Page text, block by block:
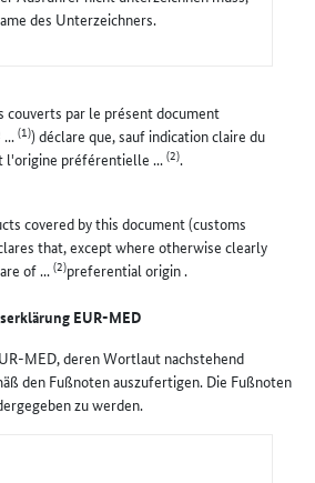
des Unterzeichners.
couverts par le présent document
(1)) déclare que, sauf indication claire du
l'origine préférentielle ...(2).
covered by this document (customs
that, except where otherwise clearly
of ...(2)preferential origin .
EUR-MED
MED, deren Wortlaut nachstehend
den Fußnoten auszufertigen. Die Fußnoten
zu werden.